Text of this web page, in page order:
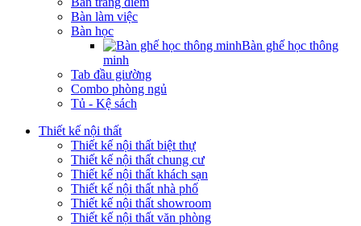
Bàn làm việc
Bàn học
Bàn ghế học thông
minh
Tab đầu giường
Combo phòng ngủ
Tủ - Kệ sách
Thiết kế nội thất
Thiết kế nội thất biệt thự
Thiết kế nội thất chung cư
Thiết kế nội thất khách sạn
Thiết kế nội thất nhà phố
Thiết kế nội thất showroom
Thiết kế nội thất văn phòng